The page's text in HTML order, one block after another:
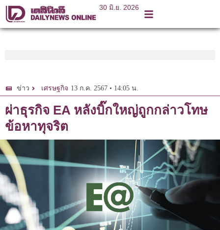
30 มิ.ย. 2026
ข่าว เศรษฐกิจ 13 ก.ค. 2567 • 14:05 น.
ผ่าธุรกิจ EA หลังบิ๊กใหญ่ถูกกล่าวโทษ
ข้อหาทุจริต